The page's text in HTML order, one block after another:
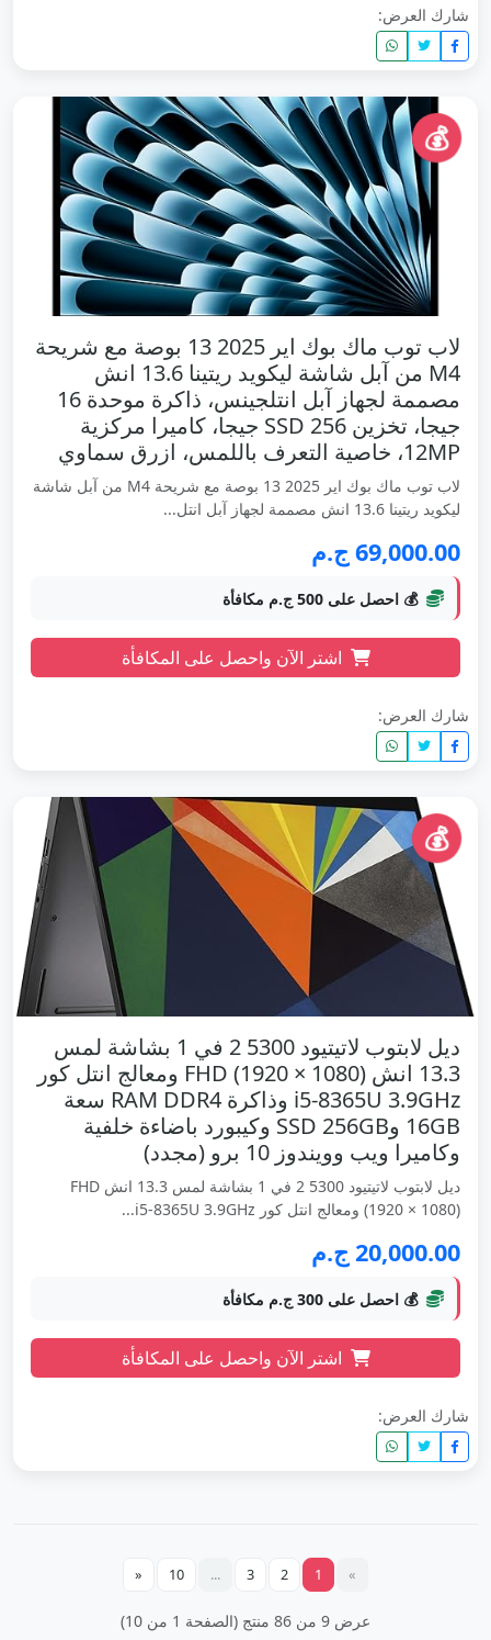
شارك العرض:
💰
لاب توب ماك بوك اير 2025 13 بوصة مع شريحة
M4 من آبل شاشة ليكويد ريتينا 13.6 انش
مصممة لجهاز آبل انتلجينس، ذاكرة موحدة 16
جيجا، تخزين SSD 256 جيجا، كاميرا مركزية
12MP، خاصية التعرف باللمس، ازرق سماوي
لاب توب ماك بوك اير 2025 13 بوصة مع شريحة M4 من آبل شاشة
ليكويد ريتينا 13.6 انش مصممة لجهاز آبل انتل...
69,000.00 ج.م
💰 احصل على 500 ج.م مكافأة
اشتر الآن واحصل على المكافأة
شارك العرض:
💰
ديل لابتوب لاتيتيود 5300 2 في 1 بشاشة لمس
13.3 انش FHD (1920 × 1080) ومعالج انتل كور
i5-8365U 3.9GHz وذاكرة RAM DDR4 سعة
16GB وSSD 256GB وكيبورد باضاءة خلفية
وكاميرا ويب وويندوز 10 برو (مجدد)
ديل لابتوب لاتيتيود 5300 2 في 1 بشاشة لمس 13.3 انش FHD
(1920 × 1080) ومعالج انتل كور i5-8365U 3.9GHz...
20,000.00 ج.م
💰 احصل على 300 ج.م مكافأة
اشتر الآن واحصل على المكافأة
شارك العرض:
»
1
2
3
...
10
«
عرض 9 من 86 منتج (الصفحة 1 من 10)